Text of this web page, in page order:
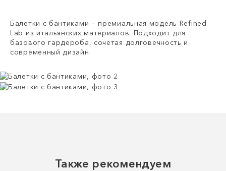
Балетки с бантиками — премиальная модель Refined
Lab из итальянских материалов. Подходит для
базового гардероба, сочетая долговечность и
современный дизайн.
Также рекомендуем